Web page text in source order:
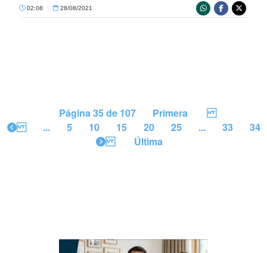
02:08 | 28/08/2021
Página 35 de 107
Primera
...
5 10 15 20 25 ... 33
34
Última